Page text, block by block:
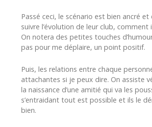
Passé ceci, le scénario est bien ancré
suivre l’évolution de leur club, comment
On notera des petites touches
pas pour me déplaire, un point positif.
Puis, les relations entre chaque
attachantes si je peux dire. On assiste
la naissance d’une amitié qui va les
s’entraidant tout est possible et ils le
bien.